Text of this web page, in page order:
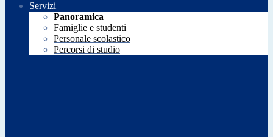
Servizi
Panoramica
Famiglie e studenti
Personale scolastico
Percorsi di studio